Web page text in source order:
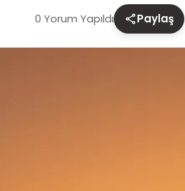
0 Yorum Yapıldı Paylaş